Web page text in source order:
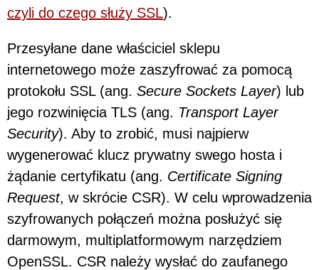
czyli do czego służy SSL).
Przesyłane dane właściciel sklepu
internetowego może zaszyfrować za pomocą
protokołu SSL (ang. Secure Sockets Layer) lub
jego rozwinięcia TLS (ang. Transport Layer
Security). Aby to zrobić, musi najpierw
wygenerować klucz prywatny swego hosta i
żądanie certyfikatu (ang. Certificate Signing
Request, w skrócie CSR). W celu wprowadzenia
szyfrowanych połączeń można posłużyć się
darmowym, multiplatformowym narzędziem
OpenSSL. CSR należy wysłać do zaufanego